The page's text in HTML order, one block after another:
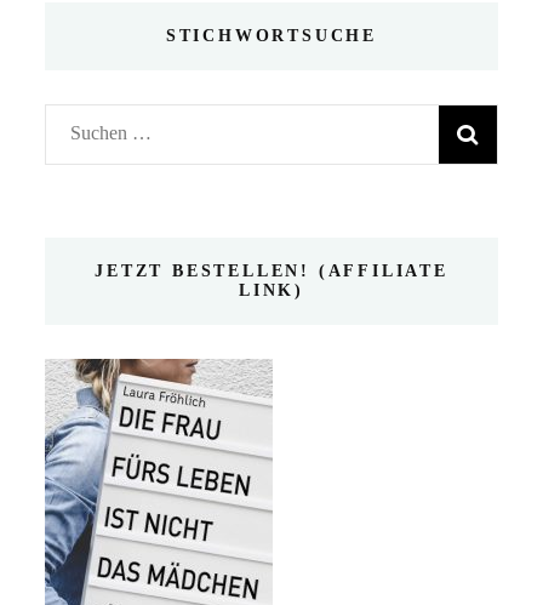
STICHWORTSUCHE
Suchen
nach:
JETZT BESTELLEN! (AFFILIATE
LINK)